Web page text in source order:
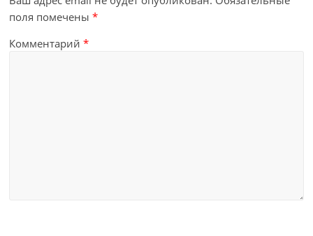
поля помечены*
Комментарий*